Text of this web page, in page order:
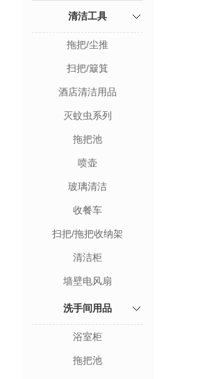
清洁工具
拖把/尘推
扫把/簸箕
酒店清洁用品
灭蚊虫系列
拖把池
喷壶
玻璃清洁
收餐车
扫把/拖把收纳架
清洁柜
墙壁电风扇
洗手间用品
浴室柜
拖把池